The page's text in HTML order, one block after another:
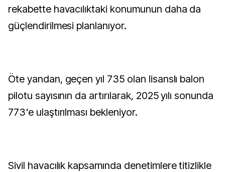
rekabette havacılıktaki konumunun daha da
güçlendirilmesi planlanıyor.
Öte yandan, geçen yıl 735 olan lisanslı balon
pilotu sayısının da artırılarak, 2025 yılı sonunda
773'e ulaştırılması bekleniyor.
Sivil havacılık kapsamında denetimlere titizlikle